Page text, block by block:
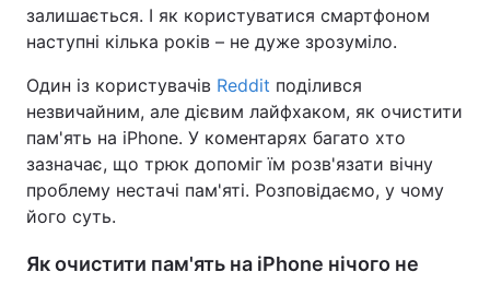
Спорт Наука
Техно і зв'язок Лайт
Зброя Інциденти
Туризм
Цікавинки Погода
залишається. І як користуватися смартфоном
наступні кілька років – не дуже зрозуміло.
Один із користувачів Reddit поділився
незвичайним, але дієвим лайфхаком, як очистити
пам'ять на iPhone. У коментарях багато хто
зазначає, що трюк допоміг їм розв'язати вічну
проблему нестачі пам'яті. Розповідаємо, у чому
його суть.
Як очистити пам'ять на iPhone нічого не